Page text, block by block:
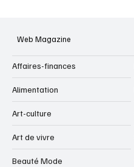
Web Magazine
Affaires-finances
Alimentation
Art-culture
Art de vivre
Beauté Mode